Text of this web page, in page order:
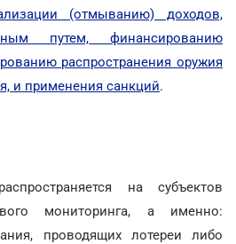
(отмыванию) доходов,
путем, финансированию
распространения оружия
и применения санкций.
на субъектов
мониторинга, а именно:
проводящих лотереи либо